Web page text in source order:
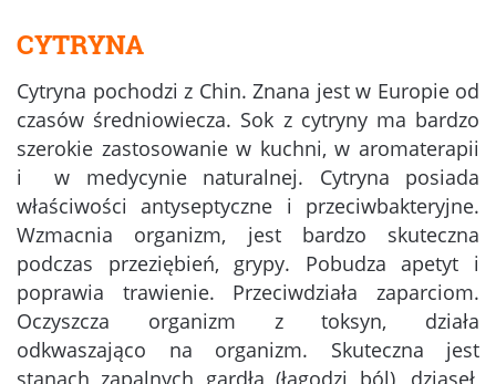
CYTRYNA
Cytryna pochodzi z Chin. Znana jest w Europie od
czasów średniowiecza. Sok z cytryny ma bardzo
szerokie zastosowanie w kuchni, w aromaterapii
i w medycynie naturalnej. Cytryna posiada
właściwości antyseptyczne i przeciwbakteryjne.
Wzmacnia organizm, jest bardzo skuteczna
podczas przeziębień, grypy. Pobudza apetyt i
poprawia trawienie. Przeciwdziała zaparciom.
Oczyszcza organizm z toksyn, działa
odkwaszająco na organizm. Skuteczna jest